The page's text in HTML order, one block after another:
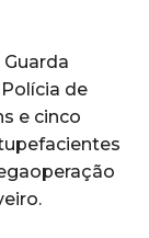
de
e cinco